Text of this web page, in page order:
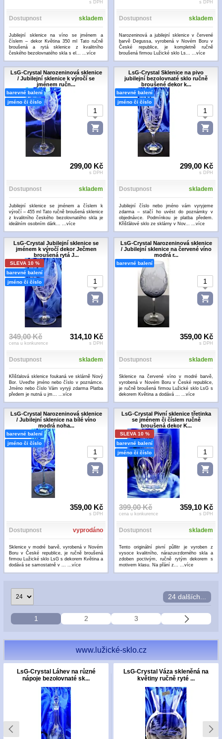
s DPH
Dostupnost skladem
Jubilejní sklenice na víno se jménem a
číslem – dekor Květina 350 ml Tato ručně
broušená a rytá sklenice z kvalitního
českého bezolovnatého skla s el... ...více
s DPH
Dostupnost skladem
Narozeninová a jubilejní sklenice v červené
barvě Degussa, vyrobená v Novém Boru v
České republice, je kompletně ručně
broušená firmou Lužické sklo Ls... ...více
LsG-Crystal Narozeninová sklenice
/ Jubilejní sklenice k výročí se
jménem ručn...
barevné balení
jméno či číslo
299,00 Kč
s DPH
Dostupnost skladem
Jubilejní sklenice se jménem a číslem k
výročí – 455 ml Tato ručně broušená sklenice
z kvalitního českého bezolovnatého skla je
ideálním osobním dárk... ...více
LsG-Crystal Sklenice na pivo
jubilejní bezolovnaté sklo ručně
broušené dekor k...
barevné balení
jméno či číslo
299,00 Kč
s DPH
Dostupnost skladem
Jubilejní číslo nebo jméno vám vyryjeme
zdarma – stačí ho uvést do poznámky v
objednávce. Podmínkou je platba předem.
Křišťálové sklo ze sklárny v Nov... ...více
LsG-Crystal Jubilejní sklenice se
jménem k výročí dekor Ječmen
broušená rytá J...
SLEVA 10 %
barevné balení
jméno či číslo
349,00 Kč
cena u konkurence
314,10 Kč
s DPH
Dostupnost skladem
Křišťalová sklenice foukaná ve sklárně Nový
Bor. Uveďte jméno nebo číslo v poznámce.
Jméno nebo číslo Vám vyryji zdarma Platba
předem je nutná u jm... ...více
LsG-Crystal Narozeninová sklenice
/ Jubilejní sklenice na červené víno
modrá r...
barevné balení
359,00 Kč
s DPH
Dostupnost skladem
Sklenice na červené víno v modré barvě,
vyrobená v Novém Boru v České republice,
je ručně broušená firmou Lužické sklo LsG s
dekorem Květina a dodává ... ...více
LsG-Crystal Narozeninová sklenice
/ Jubilejní sklenice na bílé víno
modrá noha...
barevné balení
jméno či číslo
359,00 Kč
s DPH
Dostupnost vyprodáno
Sklenice v modré barvě, vyrobená v Novém
Boru v České republice, je ručně broušená
firmou Lužické sklo LsG s dekorem Květina a
dodává se samostatně v ... ...více
LsG-Crystal Pivní sklenice třetinka
se jménem či číslem ručně
broušená dekor K...
SLEVA 10 %
barevné balení
jméno či číslo
399,00 Kč
cena u konkurence
359,10 Kč
s DPH
Dostupnost skladem
Tento originální pivní půllitr je vyroben z
vysoce kvalitního, nárazuvzdorného skla a
zdoben poctivým, ručně rytým dekorem s
motivem klasu. Na přání z... ...více
24 dalších...
1 2 3
www.lužické-sklo.cz
LsG-Crystal Láhev na různé
nápoje bezolovnaté sk...
LsG-Crystal Váza skleněná na
květiny ručně ryté ...